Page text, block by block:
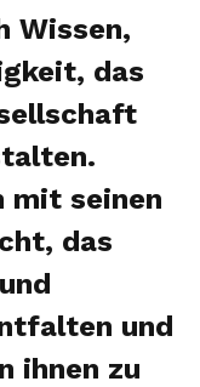
Wissen,
das
mit seinen
das
und
ihnen zu